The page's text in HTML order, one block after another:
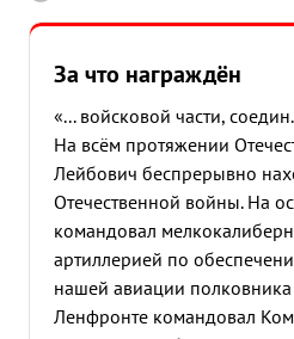
За что награждён
«... войсковой части,
На всём протяжении
Лейбович беспрерывно
Отечественной войны. На
командовал
артиллерией по
нашей авиации
Ленфронте командовал